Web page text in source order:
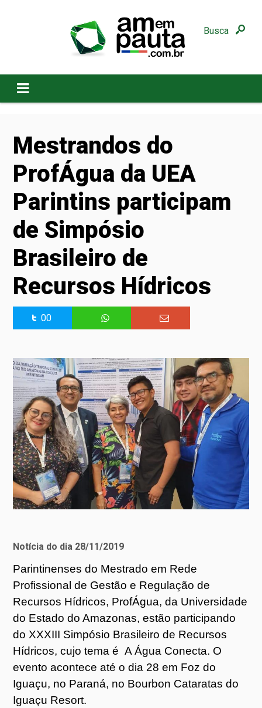
Busca
Mestrandos do
ProfÁgua da UEA
Parintins participam
de Simpósio
Brasileiro de
Recursos Hídricos
00
Notícia do dia 28/11/2019
Parintinenses do Mestrado em Rede
Profissional de Gestão e Regulação de
Recursos Hídricos, ProfÁgua, da Universidade
do Estado do Amazonas, estão participando
do XXXIII Simpósio Brasileiro de Recursos
Hídricos, cujo tema é A Água Conecta. O
evento acontece até o dia 28 em Foz do
Iguaçu, no Paraná, no Bourbon Cataratas do
Iguaçu Resort.